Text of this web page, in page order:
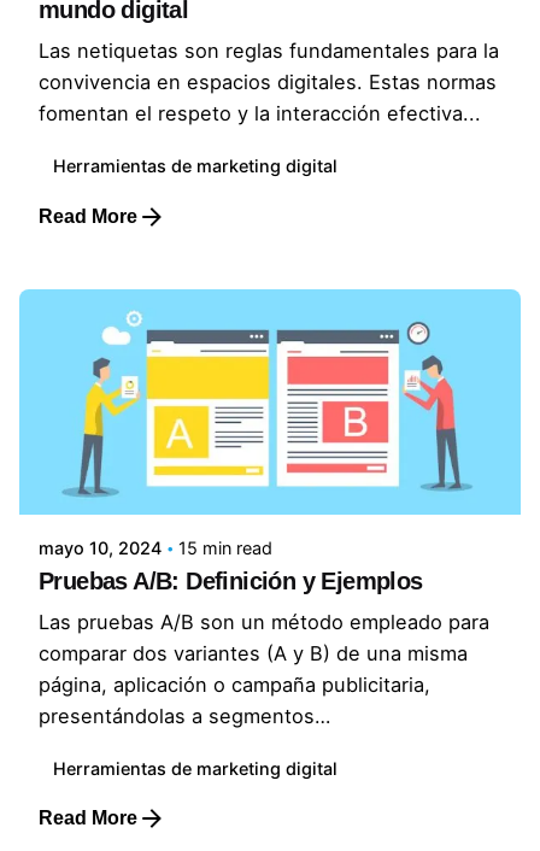
mundo digital
Las netiquetas son reglas fundamentales para la
convivencia en espacios digitales. Estas normas
fomentan el respeto y la interacción efectiva...
Herramientas de marketing digital
Read More
Posted by
Lluvia Digital
mayo 10, 2024 15 min read
Pruebas A/B: Definición y Ejemplos
Las pruebas A/B son un método empleado para
comparar dos variantes (A y B) de una misma
página, aplicación o campaña publicitaria,
presentándolas a segmentos…
Herramientas de marketing digital
Read More